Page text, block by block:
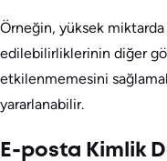
Örneğin, yüksek
edilebilirliklerinin diğer
etkilenmemesini
yararlanabilir.
E-posta Kimlik